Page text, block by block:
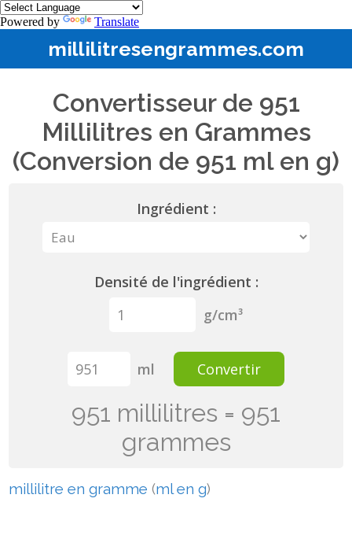
Powered by Translate
millilitresengrammes.com
Convertisseur de 951
Millilitres en Grammes
(Conversion de 951 ml en g)
Ingrédient :
Densité de l'ingrédient :
g/cm³
ml Convertir
951 millilitres = 951
grammes
millilitre en gramme (ml en g)